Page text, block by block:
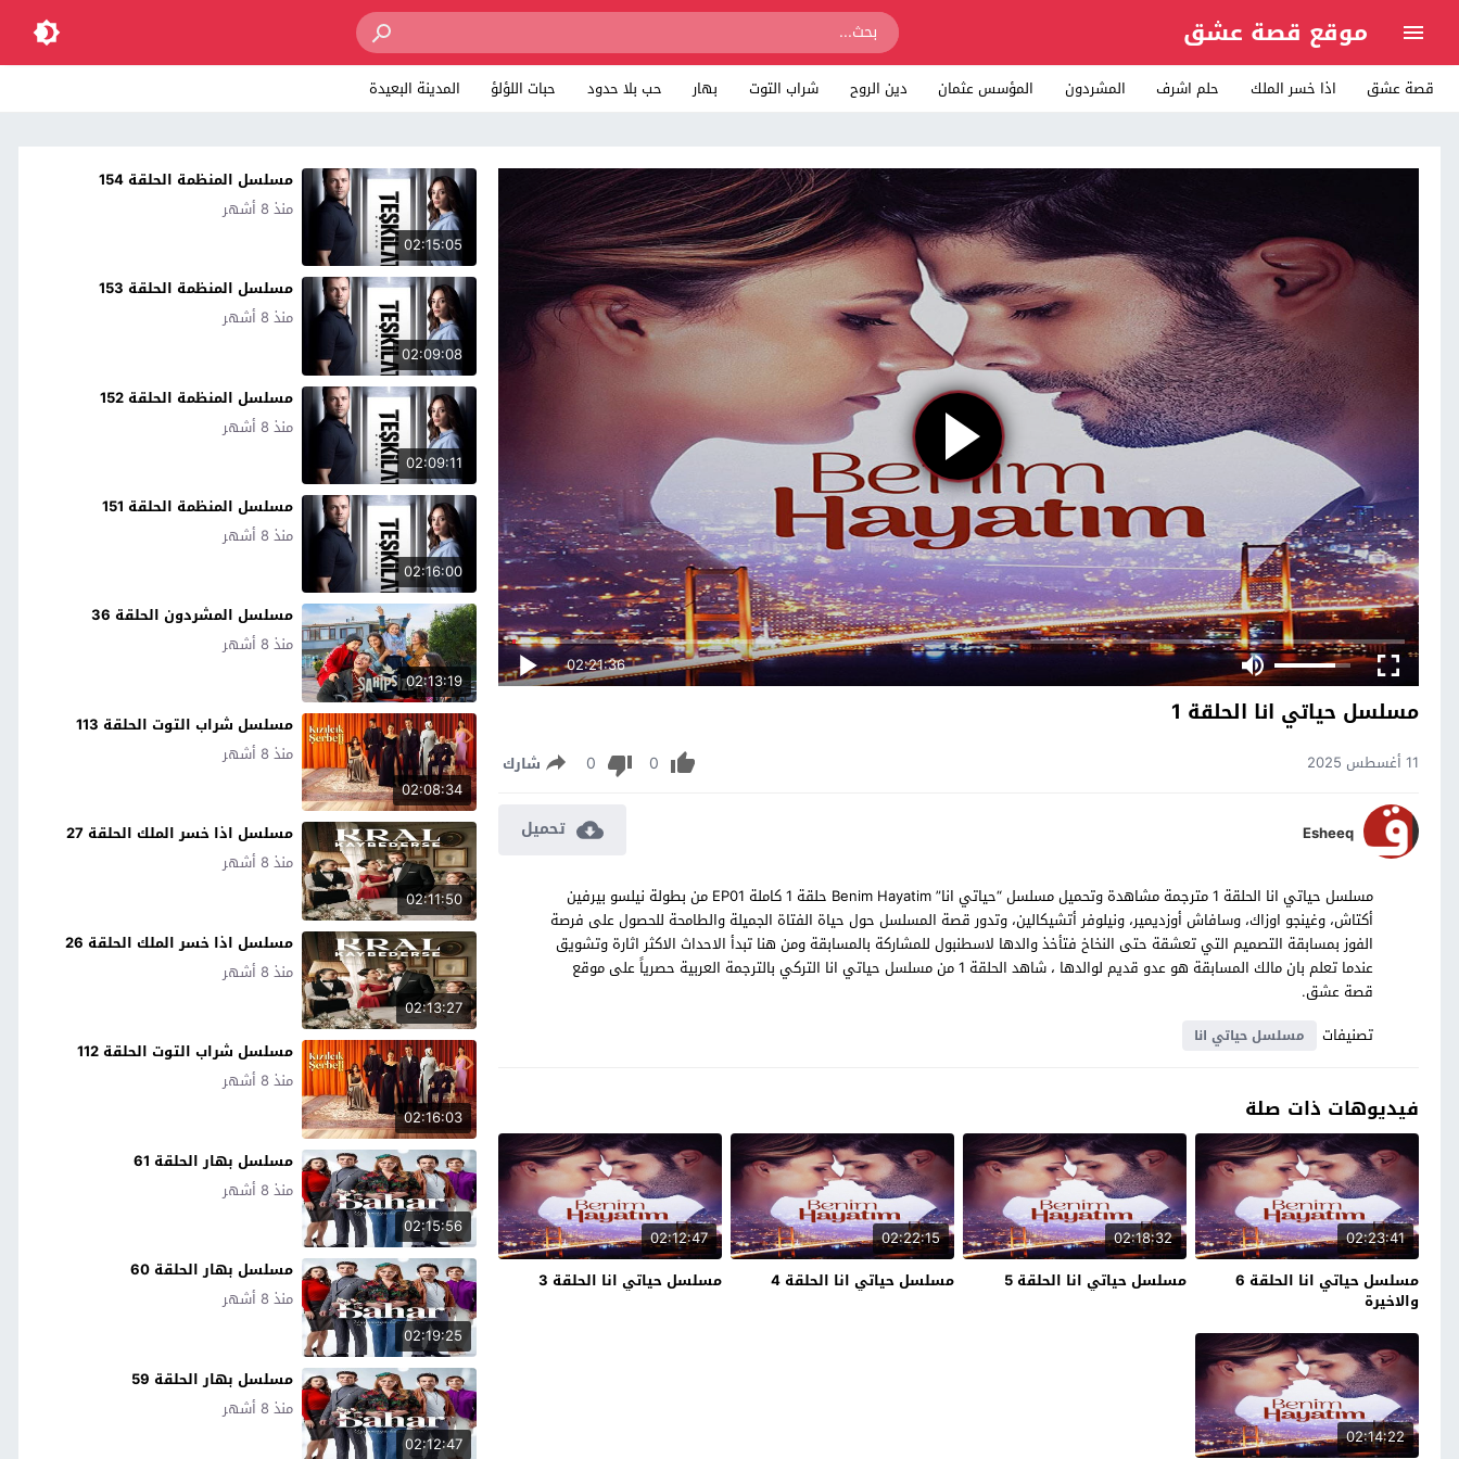
موقع قصة عشق
قصة عشق اذا خسر الملك حلم اشرف المشردون المؤسس عثمان دين الروح شراب التوت بهار حب بلا حدود حبات اللؤلؤ المدينة البعيدة
02:21:36
مسلسل حياتي انا الحلقة 1
11 أغسطس 2025 0
0 شارك
Esheeq تحميل
مسلسل حياتي انا الحلقة 1 مترجمة مشاهدة وتحميل مسلسل “حياتي انا” Benim Hayatim حلقة 1 كاملة EP01 من بطولة نيلسو بيرفين
أكتاش، وغينجو اوزاك، وسافاش أوزديمير، ونيلوفر أتشيكالين، وتدور قصة المسلسل حول حياة الفتاة الجميلة والطامحة للحصول على فرصة
الفوز بمسابقة التصميم التي تعشقة حتى النخاخ فتأخذ والدها لاسطنبول للمشاركة بالمسابقة ومن هنا تبدأ الاحداث الاكثر اثارة وتشويق
عندما تعلم بان مالك المسابقة هو عدو قديم لوالدها ، شاهد الحلقة 1 من مسلسل حياتي انا التركي بالترجمة العربية حصرياً على موقع
قصة عشق.
تصنيفات
مسلسل حياتي انا
فيديوهات ذات صلة
02:23:41
مسلسل حياتي انا الحلقة 6
والاخيرة
02:18:32
مسلسل حياتي انا الحلقة 5
02:22:15
مسلسل حياتي انا الحلقة 4
02:12:47
مسلسل حياتي انا الحلقة 3
02:14:22
02:15:05
مسلسل المنظمة الحلقة 154
منذ 8 أشهر
02:09:08
مسلسل المنظمة الحلقة 153
منذ 8 أشهر
02:09:11
مسلسل المنظمة الحلقة 152
منذ 8 أشهر
02:16:00
مسلسل المنظمة الحلقة 151
منذ 8 أشهر
02:13:19
مسلسل المشردون الحلقة 36
منذ 8 أشهر
02:08:34
مسلسل شراب التوت الحلقة 113
منذ 8 أشهر
02:11:50
مسلسل اذا خسر الملك الحلقة 27
منذ 8 أشهر
02:13:27
مسلسل اذا خسر الملك الحلقة 26
منذ 8 أشهر
02:16:03
مسلسل شراب التوت الحلقة 112
منذ 8 أشهر
02:15:56
مسلسل بهار الحلقة 61
منذ 8 أشهر
02:19:25
مسلسل بهار الحلقة 60
منذ 8 أشهر
02:12:47
مسلسل بهار الحلقة 59
منذ 8 أشهر